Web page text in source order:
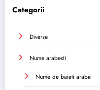
Categorii
Diverse
Nume arabesti
Nume de baieti arabe